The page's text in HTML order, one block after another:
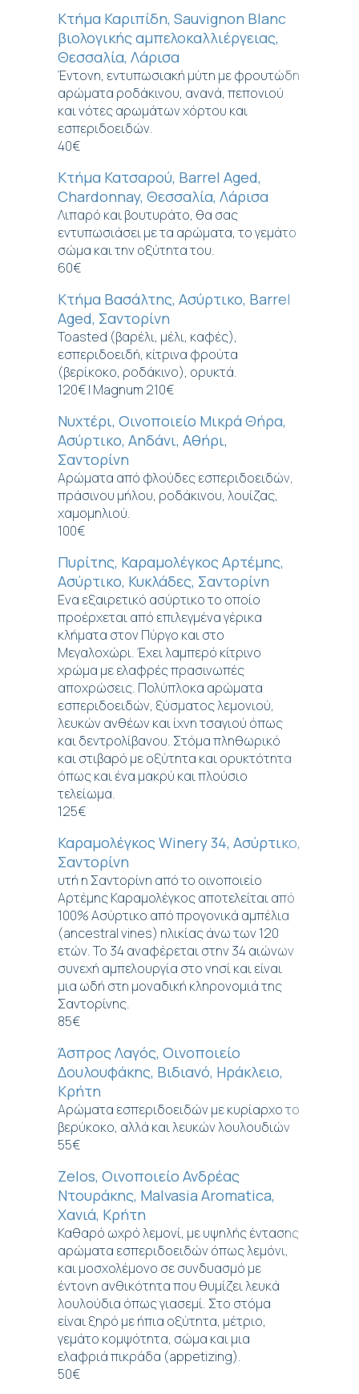
Κτήμα Καριπίδη, Sauvignon Blanc
βιολογικής αμπελοκαλλιέργειας,
Θεσσαλία, Λάρισα
Έντονη, εντυπωσιακή μύτη με φρουτώδη
αρώματα ροδάκινου, ανανά, πεπονιού
και νότες αρωμάτων χόρτου και
εσπεριδοειδών.
40€
Κτήμα Κατσαρού, Barrel Aged,
Chardonnay, Θεσσαλία, Λάρισα
Λιπαρό και βουτυράτο, θα σας
εντυπωσιάσει με τα αρώματα, το γεμάτο
σώμα και την οξύτητα του.
60€
Κτήμα Βασάλτης, Ασύρτικο, Barrel
Aged, Σαντορίνη
Toasted (βαρέλι, μέλι, καφές),
εσπεριδοειδή, κίτρινα φρούτα
(βερίκοκο, ροδάκινο), ορυκτά.
120€ | Magnum 210€
Νυχτέρι, Οινοποιείο Μικρά Θήρα,
Ασύρτικο, Αηδάνι, Αθήρι,
Σαντορίνη
Αρώματα από φλούδες εσπεριδοειδών,
πράσινου μήλου, ροδάκινου, λουίζας,
χαμομηλιού.
100€
Πυρίτης, Καραμολέγκος Αρτέμης,
Ασύρτικο, Κυκλάδες, Σαντορίνη
Ενα εξαιρετικό ασύρτικο το οποίο
προέρχεται από επιλεγμένα γέρικα
κλήματα στον Πύργο και στο
Μεγαλοχώρι. Έχει λαμπερό κίτρινο
χρώμα με ελαφρές πρασινωπές
αποχρώσεις. Πολύπλοκα αρώματα
εσπεριδοειδών, ξύσματος λεμονιού,
λευκών ανθέων και ίχνη τσαγιού όπως
και δεντρολίβανου. Στόμα πληθωρικό
και στιβαρό με οξύτητα και ορυκτότητα
όπως και ένα μακρύ και πλούσιο
τελείωμα.
125€
Καραμολέγκος Winery 34, Ασύρτικο,
Σαντορίνη
υτή η Σαντορίνη από το οινοποιείο
Αρτέμης Καραμολέγκος αποτελείται από
100% Ασύρτικο από προγονικά αμπέλια
(ancestral vines) ηλικίας άνω των 120
ετών. Το 34 αναφέρεται στην 34 αιώνων
συνεχή αμπελουργία στο νησί και είναι
μια ωδή στη μοναδική κληρονομιά της
Σαντορίνης.
85€
Άσπρος Λαγός, Οινοποιείο
Δουλουφάκης, Βιδιανό, Ηράκλειο,
Κρήτη
Αρώματα εσπεριδοειδών με κυρίαρχο το
βερύκοκο, αλλά και λευκών λουλουδιών
55€
Zelos, Οινοποιείο Ανδρέας
Ντουράκης, Malvasia Aromatica,
Χανιά, Κρήτη
Καθαρό ωχρό λεμονί, με υψηλής έντασης
αρώματα εσπεριδοειδών όπως λεμόνι,
και μοσχολέμονο σε συνδυασμό με
έντονη ανθικότητα που θυμίζει λευκά
λουλούδια όπως γιασεμί. Στο στόμα
είναι ξηρό με ήπια οξύτητα, μέτριο,
γεμάτο κομψότητα, σώμα και μια
ελαφριά πικράδα (appetizing).
50€